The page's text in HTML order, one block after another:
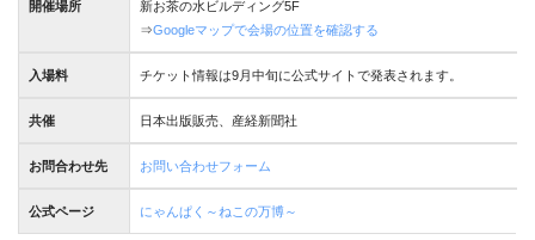
1
開催場所
新お茶の水ビルディング5F
⇒Googleマップで会場の位置を確認する
入場料 チケット情報は9月中旬に公式サイトで発表されます。
共催 日本出版販売、産経新聞社
お問合わせ先 お問い合わせフォーム
公式ページ にゃんぱく～ねこの万博～